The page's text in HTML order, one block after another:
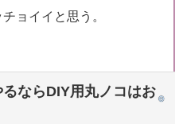
ョイイと思う。
ならDIY用丸ノコはお